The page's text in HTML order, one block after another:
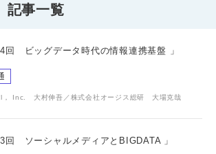
事一覧
回 ビッグデータ時代の情報連携基盤 」
Inc. 大村伸吾／株式会社オージス総研 大場克哉
回 ソーシャルメディアとBIGDATA 」